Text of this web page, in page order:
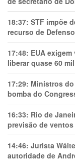
18:37: STF impõe
recurso de
17:48: EUA
liberar quase 60
17:29: Ministros do
bomba do
16:33: Rio de
previsão de ventos
14:46: Jurista
autoridade de